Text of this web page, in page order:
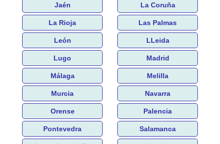
Jaén La Coruña
La Rioja Las Palmas
León LLeida
Lugo Madrid
Málaga Melilla
Murcia Navarra
Orense Palencia
Pontevedra Salamanca